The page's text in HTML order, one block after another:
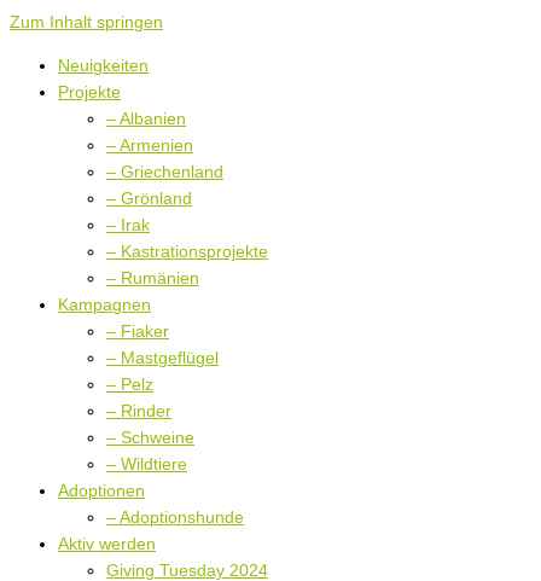
Zum Inhalt springen
Neuigkeiten
Projekte
– Albanien
– Armenien
– Griechenland
– Grönland
– Irak
– Kastrationsprojekte
– Rumänien
Kampagnen
– Fiaker
– Mastgeflügel
– Pelz
– Rinder
– Schweine
– Wildtiere
Adoptionen
– Adoptionshunde
Aktiv werden
Giving Tuesday 2024